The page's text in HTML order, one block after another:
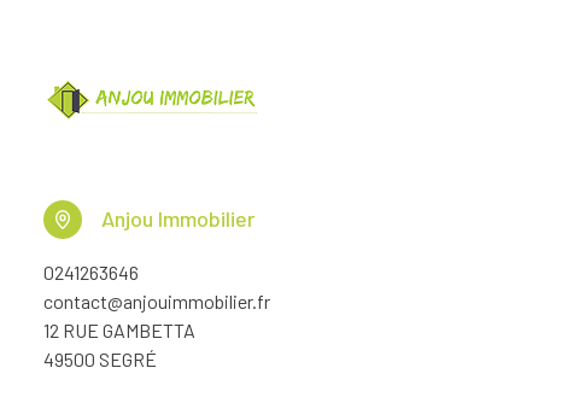
Anjou Immobilier
0241263646
contact@anjouimmobilier.fr
12 RUE GAMBETTA
49500 SEGRÉ